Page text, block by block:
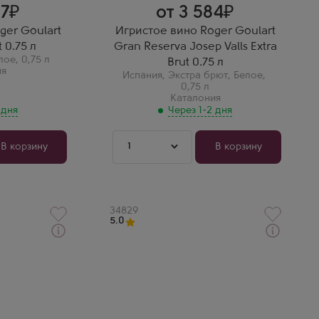
Goulart
0.75 л
, 0,75 л
для
В корзину
от 3 584
Игристое вино Roger Goulart
Gran Reserva Josep Valls Extra
Brut 0.75 л
Испания, Экстра брют, Белое,
0,75 л
Каталония
Через 1-2 дня
вино. Аромат сложный, вкус
плотный и структурный.
Пузырьки очень мелкие,
благородные. Вино для
серьезного повода и
ценителей.
1 В корзину
Артикул
34829
5.0